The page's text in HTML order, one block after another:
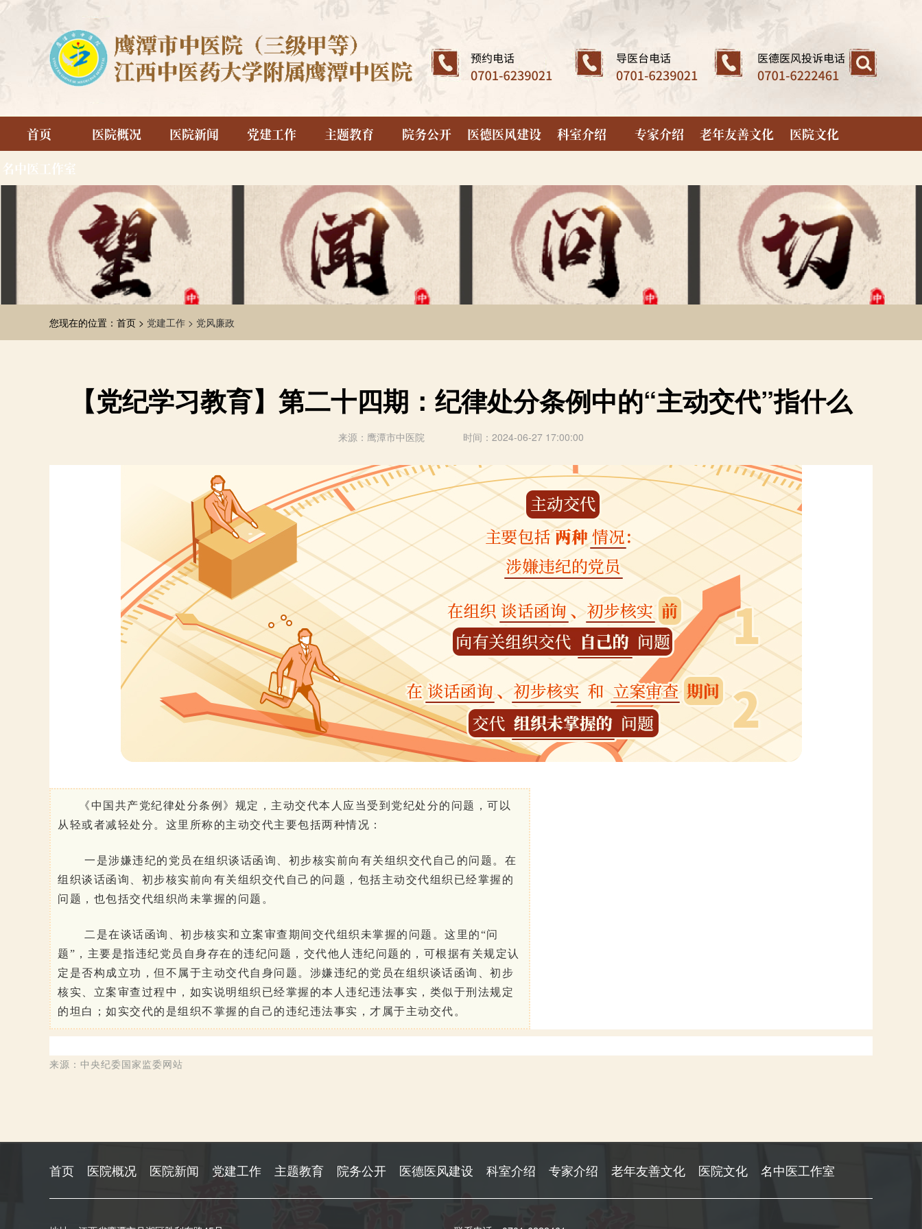
首页 医院概况 医院新闻 党建工作 主题教育 院务公开 医德医风建设 科室介绍 专家介绍 老年友善文化
医院文化
名中医工作室
您现在的位置：首页 > 党建工作 > 党风廉政
【党纪学习教育】第二十四期：纪律处分条例中的“主动交代”指什么
来源：鹰潭市中医院 时间：2024-06-27 17:00:00
《中国共产党纪律处分条例》规定，主动交代本人应当受到党纪处分的问题，可以
从轻或者减轻处分。这里所称的主动交代主要包括两种情况：
一是涉嫌违纪的党员在组织谈话函询、初步核实前向有关组织交代自己的问题。 在
组织谈话函询、初步核实前向有关组织交代自己的问题，包括主动交代组织已经掌握的
问题，也包括交代组织尚未掌握的问题。
二是在谈话函询、初步核实和立案审查期间交代组织未掌握的问题。 这里的“问
题”，主要是指违纪党员自身存在的违纪问题，交代他人违纪问题的，可根据有关规定认
定是否构成立功，但不属于主动交代自身问题。涉嫌违纪的党员在组织谈话函询、初步
核实、立案审查过程中，如实说明组织已经掌握的本人违纪违法事实，类似于刑法规定
的坦白；如实交代的是组织不掌握的自己的违纪违法事实，才属于主动交代。
来源：中央纪委国家监委网站
首页 医院概况 医院新闻 党建工作 主题教育 院务公开 医德医风建设 科室介绍 专家介绍 老年友善文化 医院文化 名中医工作室